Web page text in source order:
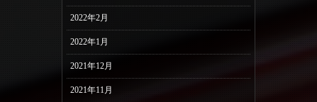
2022年2月
2022年1月
2021年12月
2021年11月